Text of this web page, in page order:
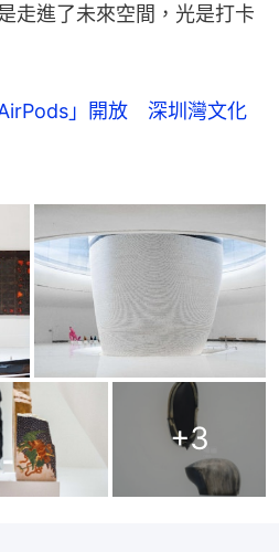
走進了未來空間，光是打卡
」開放 深圳灣文化
+3